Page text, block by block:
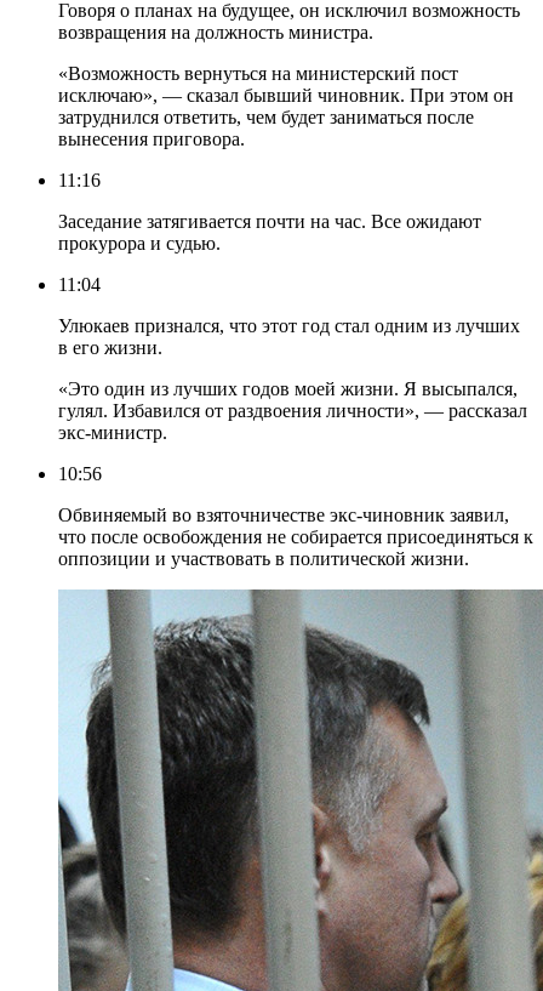
Говоря о планах на будущее, он исключил возможность
возвращения на должность министра.
«Возможность вернуться на министерский пост
исключаю», — сказал бывший чиновник. При этом он
затруднился ответить, чем будет заниматься после
вынесения приговора.
11:16
Заседание затягивается почти на час. Все ожидают
прокурора и судью.
11:04
Улюкаев признался, что этот год стал одним из лучших
в его жизни.
«Это один из лучших годов моей жизни. Я высыпался,
гулял. Избавился от раздвоения личности», — рассказал
экс-министр.
10:56
Обвиняемый во взяточничестве экс-чиновник заявил,
что после освобождения не собирается присоединяться к
оппозиции и участвовать в политической жизни.